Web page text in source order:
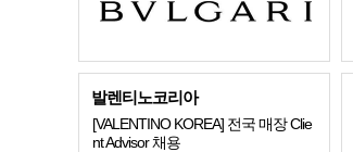
발렌티노코리아
[VALENTINO KOREA] 전국 매장 Clie
nt Advisor 채용